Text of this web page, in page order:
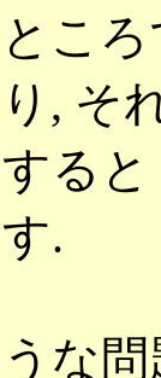
こ
, そ
る
.
な